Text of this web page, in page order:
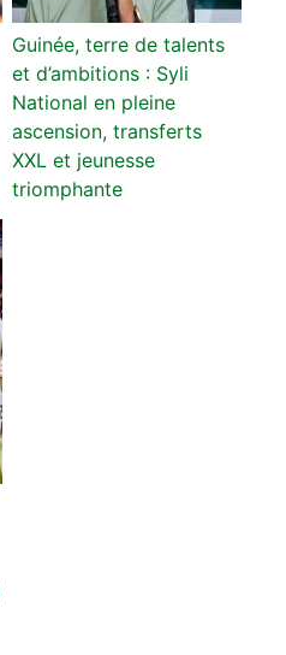
Guinée, terre de talents
et d’ambitions : Syli
National en pleine
ascension, transferts
XXL et jeunesse
triomphante